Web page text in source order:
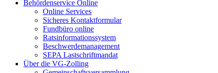
Behördenservice Online
Online Services
Sicheres Kontaktformular
Fundbüro online
Ratsinformationssystem
Beschwerdemanagement
SEPA Lastschriftmandat
Über die VG-Zolling